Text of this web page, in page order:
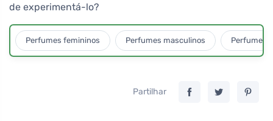
de experimentá-lo?
Perfumes femininos Perfumes masculinos Perfumes
Partilhar